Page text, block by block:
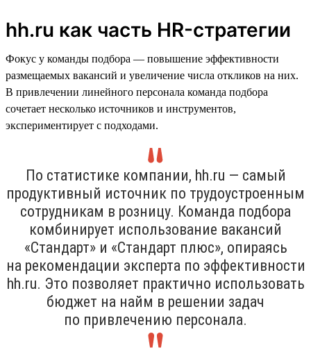
hh.ru как часть HR-стратегии
Фокус у команды подбора — повышение эффективности
размещаемых вакансий и увеличение числа откликов на них.
В привлечении линейного персонала команда подбора
сочетает несколько источников и инструментов,
экспериментирует с подходами.
По статистике компании, hh.ru — самый
продуктивный источник по трудоустроенным
сотрудникам в розницу. Команда подбора
комбинирует использование вакансий
«Стандарт» и «Стандарт плюс», опираясь
на рекомендации эксперта по эффективности
hh.ru. Это позволяет практично использовать
бюджет на найм в решении задач
по привлечению персонала.